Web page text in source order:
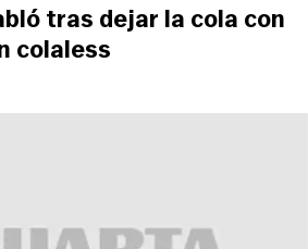
tras dejar la cola con
colaless